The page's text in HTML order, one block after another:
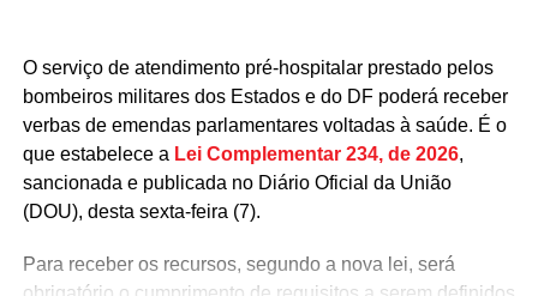
O serviço de atendimento pré-hospitalar prestado pelos
bombeiros militares dos Estados e do DF poderá receber
verbas de emendas parlamentares voltadas à saúde. É o
que estabelece a Lei Complementar 234, de 2026,
sancionada e publicada no Diário Oficial da União
(DOU), desta sexta-feira (7).
Para receber os recursos, segundo a nova lei, será